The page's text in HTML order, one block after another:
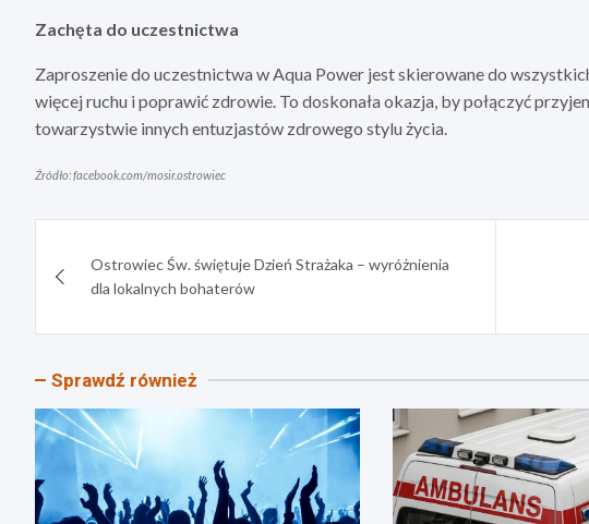
Zachęta do uczestnictwa
Zaproszenie do uczestnictwa w Aqua Power jest skierowane do
więcej ruchu i poprawić zdrowie. To doskonała okazja, by połączyć
towarzystwie innych entuzjastów zdrowego stylu życia.
Źródło: facebook.com/mosir.ostrowiec
wpisuOstrowiec Św. świętuje Dzień Strażaka – wyróżnienia
dla lokalnych bohaterów
Sprawdź również